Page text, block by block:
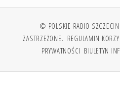
© POLSKIE RADIO
ZASTRZEŻONE. REGULAMIN
PRYWATNOŚCI BIULETYN